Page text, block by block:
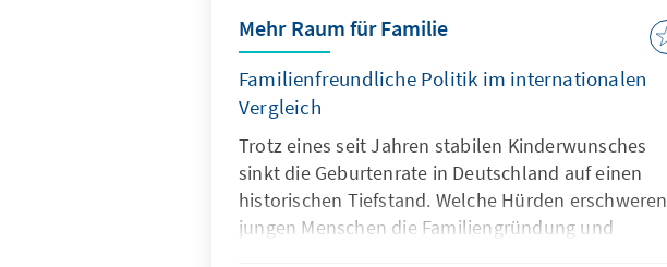
Mehr Raum für Familie
Familienfreundliche Politik im internationalen
Vergleich
Trotz eines seit Jahren stabilen Kinderwunsches
sinkt die Geburtenrate in Deutschland auf einen
historischen Tiefstand. Welche Hürden erschweren
jungen Menschen die Familiengründung und